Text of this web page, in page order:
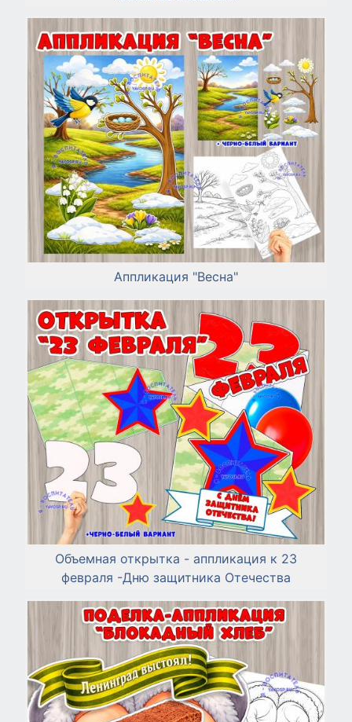
Аппликация "Весна"
Объемная открытка - аппликация к 23
февраля -Дню защитника Отечества